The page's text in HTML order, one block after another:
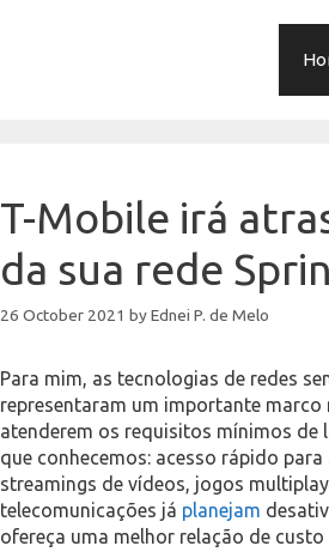
T-Mobile irá
da sua rede
26 October 2021 byEdnei P. de Melo
Para mim, as tecnologias de redes
representaram um importante
atenderem os requisitos mínimos de
que conhecemos: acesso rápido
streamings de vídeos, jogos
telecomunicações já planejam
ofereça uma melhor relação de